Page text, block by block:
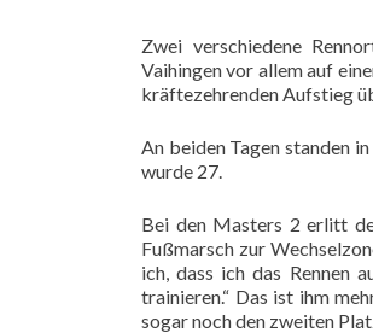
Zwei verschiedene
Vaihingen vor allem auf
kräftezehrenden Aufstieg
An beiden Tagen standen
wurde 27.
Bei den Masters 2 erlitt
Fußmarsch zur
ich, dass ich das Rennen
trainieren.“ Das ist ihm
sogar noch den zweiten